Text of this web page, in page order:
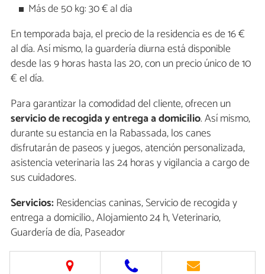
Más de 50 kg: 30 € al día
En temporada baja, el precio de la residencia es de 16 €
al día. Así mismo, la guardería diurna está disponible
desde las 9 horas hasta las 20, con un precio único de 10
€ el día.
Para garantizar la comodidad del cliente, ofrecen un
servicio de recogida y entrega a domicilio. Así mismo,
durante su estancia en la Rabassada, los canes
disfrutarán de paseos y juegos, atención personalizada,
asistencia veterinaria las 24 horas y vigilancia a cargo de
sus cuidadores.
Servicios:Residencias caninas, Servicio de recogida y
entrega a domicilio., Alojamiento 24 h, Veterinario,
Guardería de día, Paseador